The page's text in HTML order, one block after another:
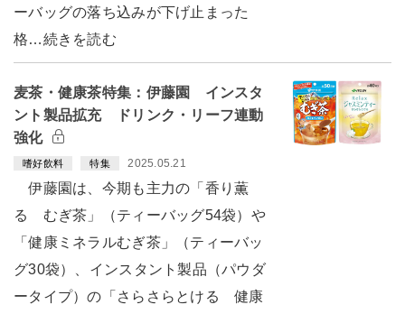
ーバッグの落ち込みが下げ止まった
格…続きを読む
麦茶・健康茶特集：伊藤園 インスタ
ント製品拡充 ドリンク・リーフ連動
強化
嗜好飲料 特集 2025.05.21
伊藤園は、今期も主力の「香り薫
る むぎ茶」（ティーバッグ54袋）や
「健康ミネラルむぎ茶」（ティーバッ
グ30袋）、インスタント製品（パウダ
ータイプ）の「さらさらとける 健康